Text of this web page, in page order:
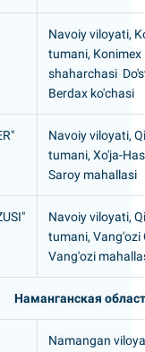
Navoiy viloyati,
tumani, Konimex
shaharchasi
Berdax ko'chasi
Navoiy viloyati,
tumani, Xo'ja-
Saroy mahallasi
Navoiy viloyati,
tumani, Vang'ozi
Vang'ozi
Наманганская
Namangan